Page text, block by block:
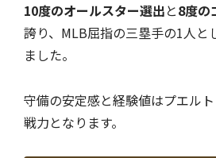
10度のオールスター選出と8度の
誇り、MLB屈指の三塁手の1人と
ました。
守備の安定感と経験値はプエル
戦力となります。